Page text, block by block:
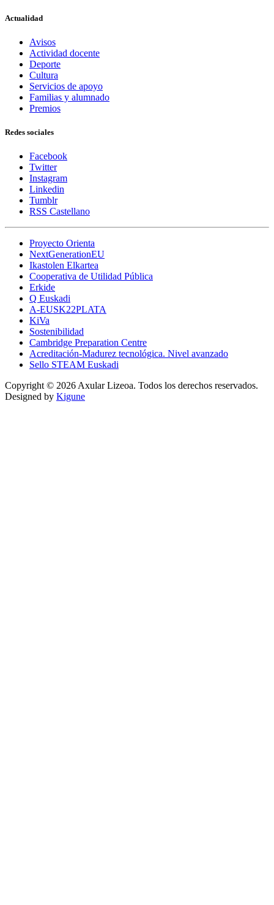
Actualidad
Avisos
Actividad docente
Deporte
Cultura
Servicios de apoyo
Familias y alumnado
Premios
Redes sociales
Facebook
Twitter
Instagram
Linkedin
Tumblr
RSS Castellano
Proyecto Orienta
NextGenerationEU
Ikastolen Elkartea
Cooperativa de Utilidad Pública
Erkide
Q Euskadi
A-EUSK22PLATA
KiVa
Sostenibilidad
Cambridge Preparation Centre
Acreditación-Madurez tecnológica. Nivel avanzado
Sello STEAM Euskadi
Copyright © 2026 Axular Lizeoa. Todos los derechos reservados.
Designed by Kigune